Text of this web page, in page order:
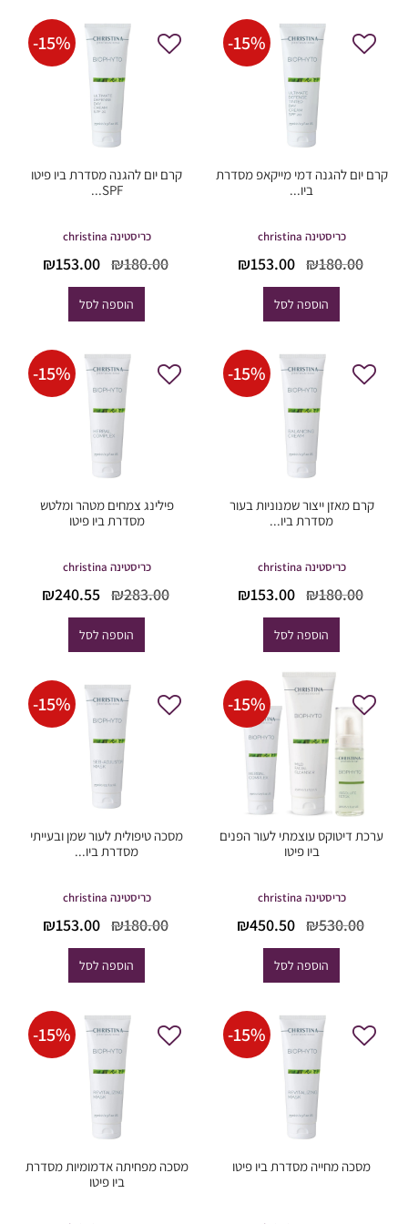
-15%
קרם יום להגנה דמי מייקאפ מסדרת
ביו...
כריסטינה christina
₪180.00
המחיר
היה:
₪180.00.
₪153.00
הוספה לסל
-15%
קרם יום להגנה מסדרת ביו פיטו
SPF...
כריסטינה christina
₪180.00
המחיר
היה:
₪180.00.
₪153.00
הוספה לסל
-15%
קרם מאזן ייצור שמנוניות בעור
מסדרת ביו...
כריסטינה christina
₪180.00
המחיר
היה:
₪180.00.
₪153.00
הוספה לסל
-15%
פילינג צמחים מטהר ומלטש
מסדרת ביו פיטו
כריסטינה christina
₪283.00
המחיר
היה:
₪283.00.
₪240.55
הוספה לסל
-15%
ערכת דיטוקס עוצמתי לעור הפנים
ביו פיטו
כריסטינה christina
₪530.00
המחיר
היה:
₪530.00.
₪450.50
הוספה לסל
-15%
מסכה טיפולית לעור שמן ובעייתי
מסדרת ביו...
כריסטינה christina
₪180.00
המחיר
היה:
₪180.00.
₪153.00
הוספה לסל
-15%
מסכה מחייה מסדרת ביו פיטו
-15%
מסכה מפחיתה אדמומיות מסדרת
ביו פיטו